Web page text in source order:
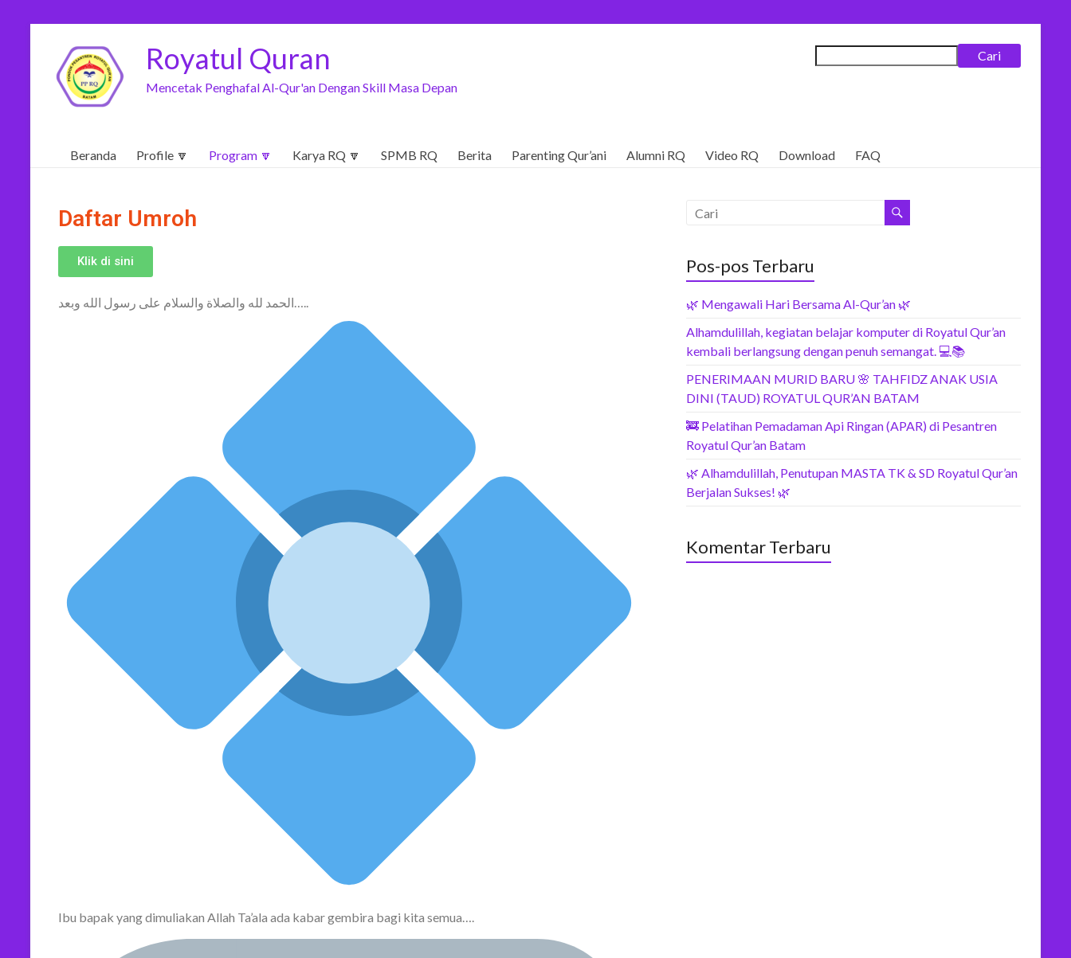
Royatul Quran
Mencetak Penghafal Al-Qur'an Dengan Skill Masa Depan
Cari
Beranda Profile 🔽 Program 🔽 Karya RQ 🔽 SPMB RQ Berita Parenting Qur’ani Alumni RQ Video RQ Download FAQ
Daftar Umroh
Klik di sini
الحمد لله والصلاة والسلام على رسول الله وبعد…..
Ibu bapak yang dimuliakan Allah Ta’ala ada kabar gembira bagi kita semua….
Pos-pos Terbaru
🌿 Mengawali Hari Bersama Al-Qur’an 🌿
Alhamdulillah, kegiatan belajar komputer di Royatul Qur’an
kembali berlangsung dengan penuh semangat. 💻📚
PENERIMAAN MURID BARU 🌸 TAHFIDZ ANAK USIA
DINI (TAUD) ROYATUL QUR’AN BATAM
🚒 Pelatihan Pemadaman Api Ringan (APAR) di Pesantren
Royatul Qur’an Batam
🌿 Alhamdulillah, Penutupan MASTA TK & SD Royatul Qur’an
Berjalan Sukses! 🌿
Komentar Terbaru